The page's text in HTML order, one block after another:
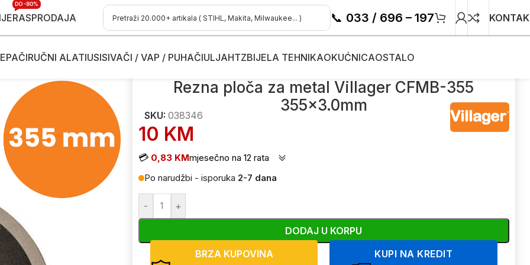
RASPRODAJA
DO -80%
📞 033 / 696 – 197
RUČNI ALATIUSISIVAČI / VAP / PUHAČIULJAHTZBIJELA TEHNIKAOKUĆNICAOSTALO
Rezna ploča za metal Villager CFMB-355 355×3.0mm
Rezna ploča za metal Villager CFMB-355
355×3.0mm
SKU: 038346
10 KM
💳 0,83 KMmjesečno na 12 rata
Po narudžbi - isporuka 2-7 dana
- +
DODAJ U KORPU
BRZA KUPOVINA
KUPI NA KREDIT